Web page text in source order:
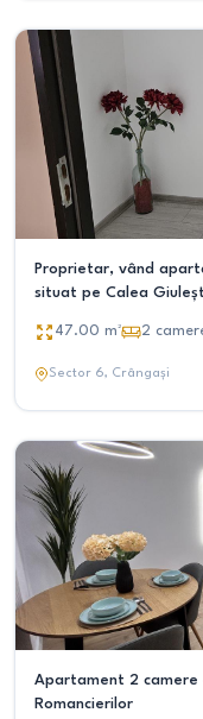
Proprietar, vând
situat pe Calea
47.00 m² 2
Sector 6, Crângași
Apartament 2 camere
Romancierilor